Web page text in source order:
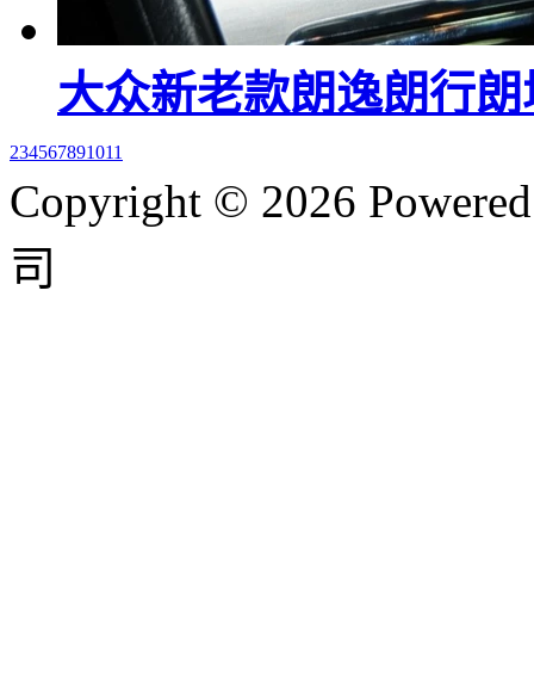
大众新老款朗逸朗行
234567891011
Copyright © 2026
司